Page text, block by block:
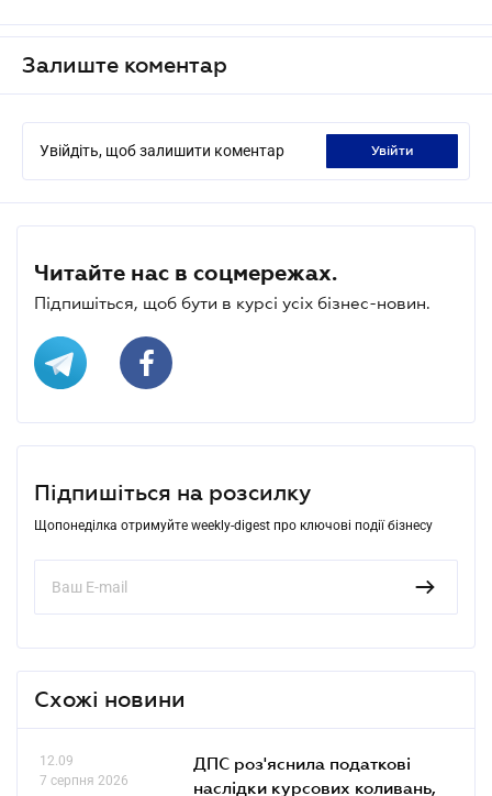
Залиште коментар
Увійдіть, щоб залишити коментар увійти
Читайте нас в соцмережах.
Підпишіться, щоб бути в курсі усіх бізнес-новин.
Підпишіться на розсилку
Щопонеділка отримуйте weekly-digest про ключові події бізнесу
Схожі новини
12.09
7 серпня 2026
ДПС роз'яснила податкові
наслідки курсових коливань,